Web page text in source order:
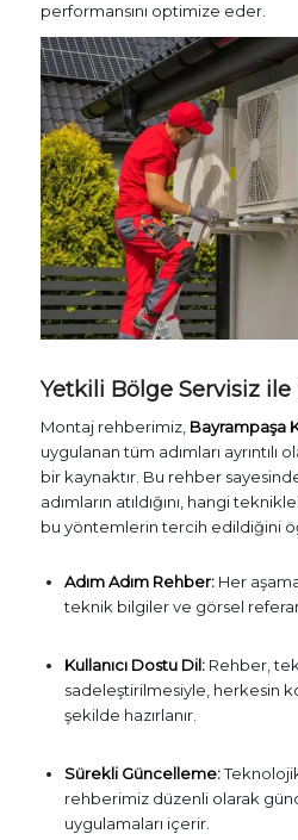
performansını optimize eder.
Yetkili Bölge Servisiz
Montaj rehberimiz, Bayrampaşa
uygulanan tüm adımları ayrıntılı
bir kaynaktır. Bu rehber
adımların atıldığını, hangi
bu yöntemlerin tercih edildiğini
Adım Adım Rehber:Her
teknik bilgiler ve görsel
Kullanıcı Dostu Dil:Rehber,
sadeleştirilmesiyle, herkesin
şekilde hazırlanır.
Sürekli Güncelleme:
rehberimiz düzenli olarak
uygulamaları içerir.